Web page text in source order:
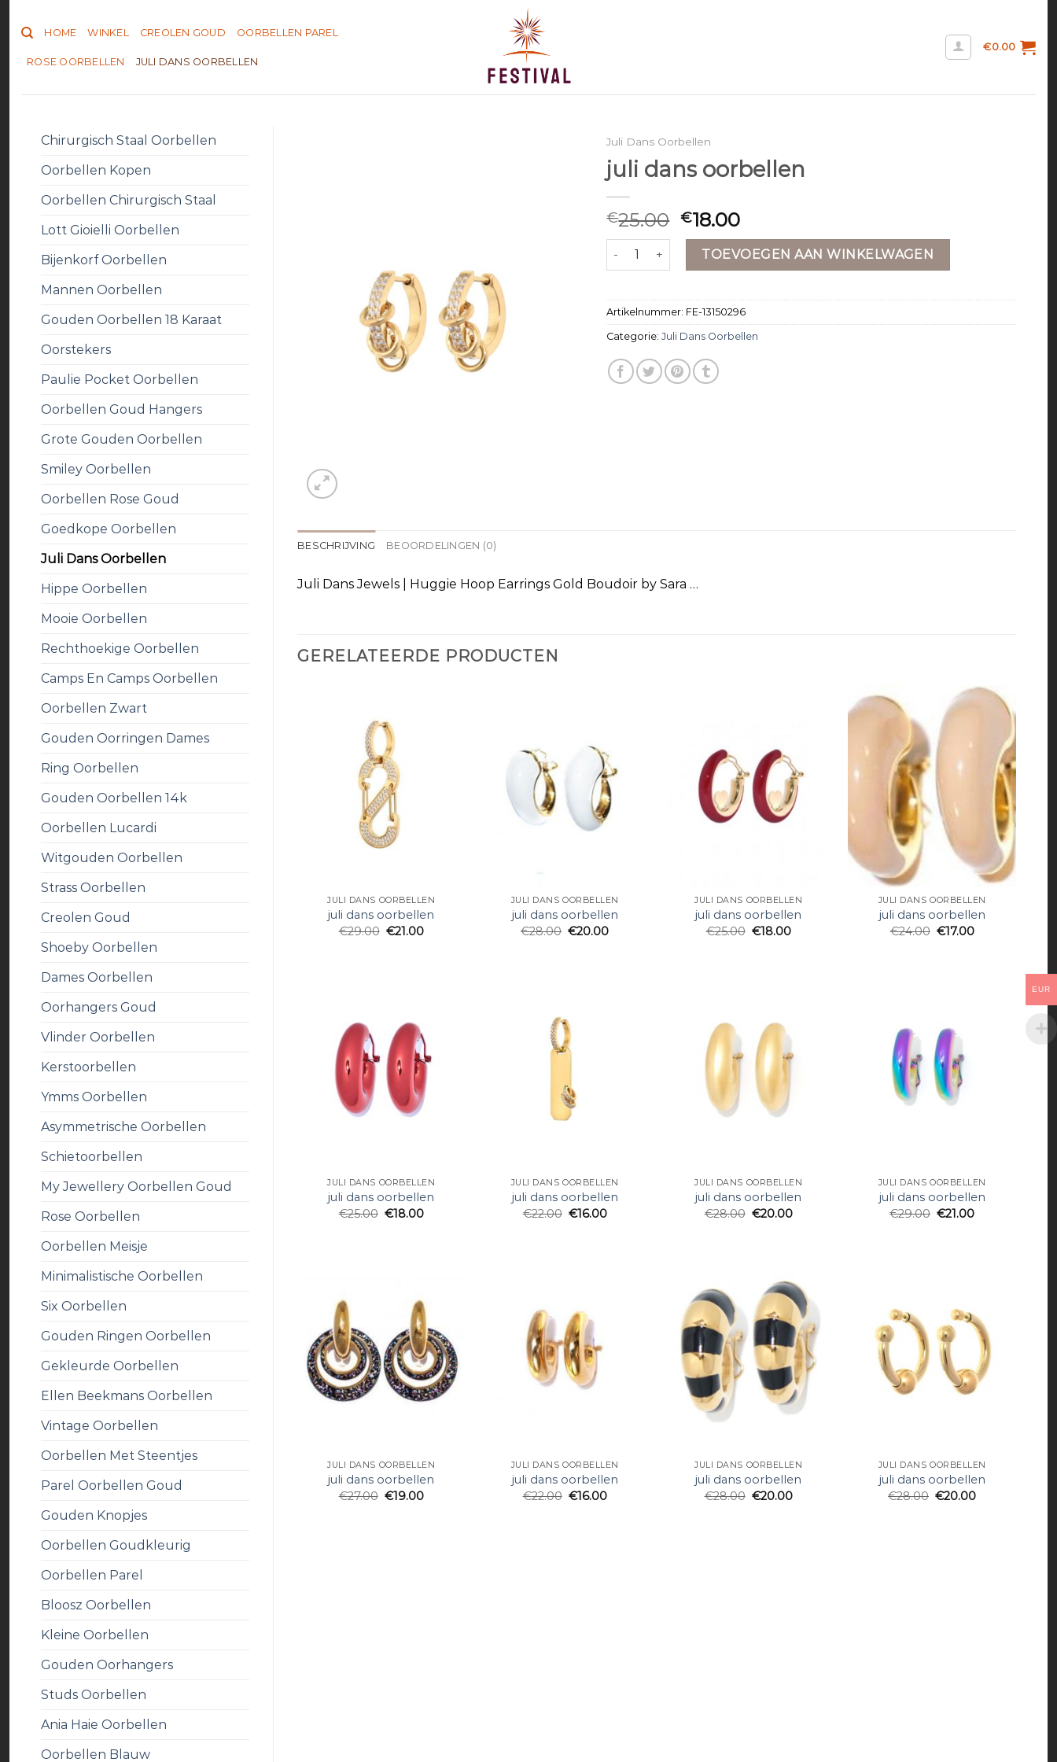
to
HOME WINKEL CREOLEN GOUD OORBELLEN PAREL
ROSE OORBELLEN JULI DANS OORBELLEN
€0.00
Chirurgisch Staal Oorbellen
Oorbellen Kopen
Oorbellen Chirurgisch Staal
Lott Gioielli Oorbellen
Bijenkorf Oorbellen
Mannen Oorbellen
Gouden Oorbellen 18 Karaat
Oorstekers
Paulie Pocket Oorbellen
Oorbellen Goud Hangers
Grote Gouden Oorbellen
Smiley Oorbellen
Oorbellen Rose Goud
Goedkope Oorbellen
Juli Dans Oorbellen
Hippe Oorbellen
Mooie Oorbellen
Rechthoekige Oorbellen
Camps En Camps Oorbellen
Oorbellen Zwart
Gouden Oorringen Dames
Ring Oorbellen
Gouden Oorbellen 14k
Oorbellen Lucardi
Witgouden Oorbellen
Strass Oorbellen
Creolen Goud
Shoeby Oorbellen
Dames Oorbellen
Oorhangers Goud
Vlinder Oorbellen
Kerstoorbellen
Ymms Oorbellen
Asymmetrische Oorbellen
Schietoorbellen
My Jewellery Oorbellen Goud
Rose Oorbellen
Oorbellen Meisje
Minimalistische Oorbellen
Six Oorbellen
Gouden Ringen Oorbellen
Gekleurde Oorbellen
Ellen Beekmans Oorbellen
Vintage Oorbellen
Oorbellen Met Steentjes
Parel Oorbellen Goud
Gouden Knopjes
Oorbellen Goudkleurig
Oorbellen Parel
Bloosz Oorbellen
Kleine Oorbellen
Gouden Oorhangers
Studs Oorbellen
Ania Haie Oorbellen
Oorbellen Blauw
Juli Dans Oorbellen
juli dans oorbellen
€25.00 €18.00
juli dans oorbellen aantalTOEVOEGEN AAN WINKELWAGEN
Artikelnummer: FE-13150296
Categorie:Juli Dans Oorbellen
BESCHRIJVING BEOORDELINGEN (0)
Juli Dans Jewels | Huggie Hoop Earrings Gold Boudoir by Sara …
GERELATEERDE PRODUCTEN
JULI DANS OORBELLEN
juli dans oorbellen
€29.00 €21.00
JULI DANS OORBELLEN
juli dans oorbellen
€28.00 €20.00
JULI DANS OORBELLEN
juli dans oorbellen
€25.00 €18.00
JULI DANS OORBELLEN
juli dans oorbellen
€24.00 €17.00
JULI DANS OORBELLEN
juli dans oorbellen
€25.00 €18.00
JULI DANS OORBELLEN
juli dans oorbellen
€22.00 €16.00
JULI DANS OORBELLEN
juli dans oorbellen
€28.00 €20.00
JULI DANS OORBELLEN
juli dans oorbellen
€29.00 €21.00
JULI DANS OORBELLEN
juli dans oorbellen
€27.00 €19.00
JULI DANS OORBELLEN
juli dans oorbellen
€22.00 €16.00
JULI DANS OORBELLEN
juli dans oorbellen
€28.00 €20.00
JULI DANS OORBELLEN
juli dans oorbellen
€28.00 €20.00
EUR